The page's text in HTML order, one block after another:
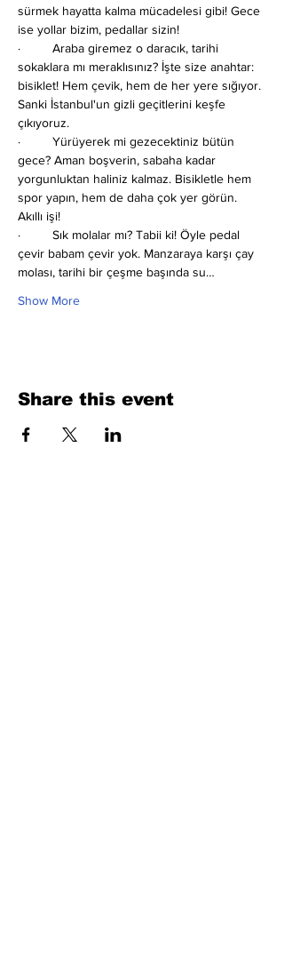
sürmek hayatta kalma mücadelesi gibi! Gece
ise yollar bizim, pedallar sizin!
·         Araba giremez o daracık, tarihi
sokaklara mı meraklısınız? İşte size anahtar:
bisiklet! Hem çevik, hem de her yere sığıyor.
Sanki İstanbul'un gizli geçitlerini keşfe
çıkıyoruz.
·         Yürüyerek mi gezecektiniz bütün
gece? Aman boşverin, sabaha kadar
yorgunluktan haliniz kalmaz. Bisikletle hem
spor yapın, hem de daha çok yer görün.
Akıllı işi!
·         Sık molalar mı? Tabii ki! Öyle pedal
çevir babam çevir yok. Manzaraya karşı çay
molası, tarihi bir çeşme başında su…
Show More
Share this event